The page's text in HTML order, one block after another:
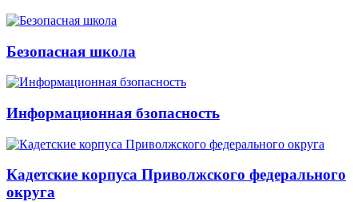
Безопасная школа
Информационная бзопасность
Кадетские корпуса Приволжского федерального
округа